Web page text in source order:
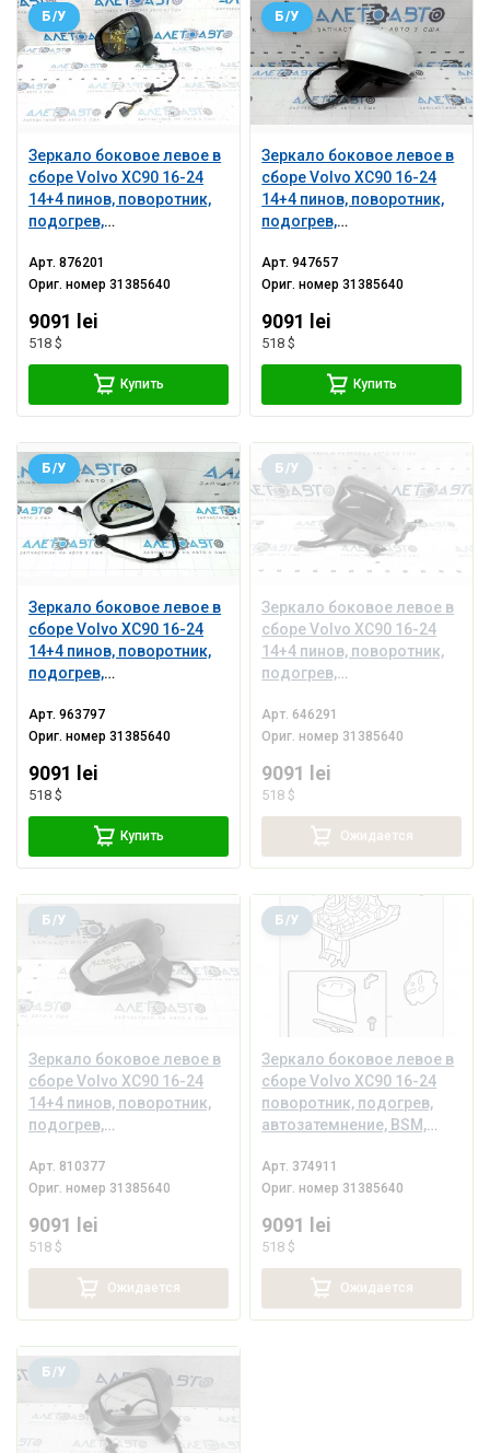
Зеркало боковое левое в
сборе Volvo XC90 16-24
14+4 пинов, поворотник,
подогрев,
камера, черное
Б/У
Арт.876201
Ориг. номер31385640
9091 lei
518 $
Купить
Зеркало боковое левое в
сборе Volvo XC90 16-24
14+4 пинов, поворотник,
подогрев,
камера, белое, песок,
скол
Б/У
Арт.947657
Ориг. номер31385640
9091 lei
518 $
Купить
Зеркало боковое левое в
сборе Volvo XC90 16-24
14+4 пинов, поворотник,
подогрев,
камера, белое
Б/У
Арт.963797
Ориг. номер31385640
9091 lei
518 $
Купить
Зеркало боковое левое в
сборе Volvo XC90 16-24
14+4 пинов, поворотник,
подогрев,
камера, черное
Б/У
Арт. 646291
Ориг. номер 31385640
9091 lei
518 $
Ожидается
Зеркало боковое левое в
сборе Volvo XC90 16-24
14+4 пинов, поворотник,
подогрев,
камера, черное
Б/У
Арт. 810377
Ориг. номер 31385640
9091 lei
518 $
Ожидается
Зеркало боковое левое в
сборе Volvo XC90 16-24
поворотник, подогрев,
автозатемнение, BSM,
Б/У
Арт. 374911
Ориг. номер 31385640
9091 lei
518 $
Ожидается
Б/У